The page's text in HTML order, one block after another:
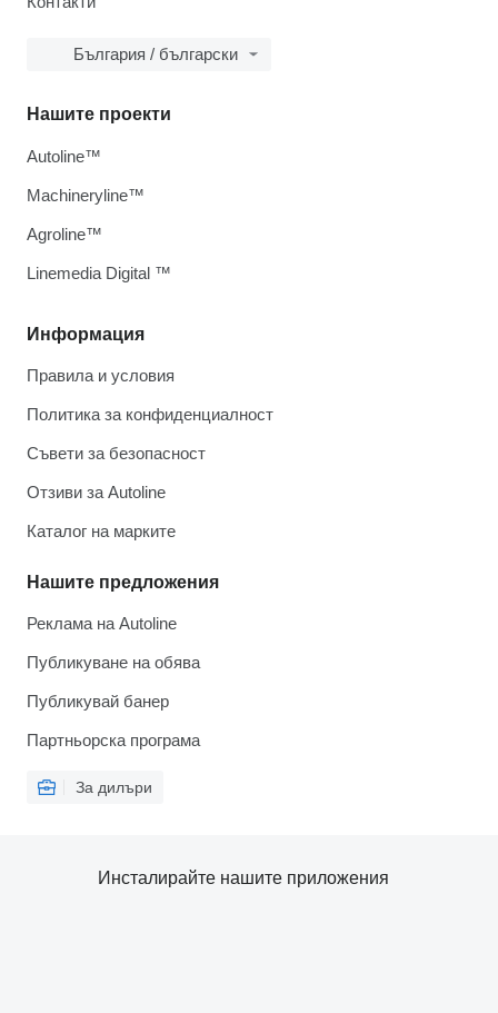
България / български
Информация
Правила и условия
Политика за конфиденциалност
Съвети за безопасност
Отзиви за Autoline
Каталог на марките
Нашите предложения
Реклама на Autoline
Публикуване на обява
Публикувай банер
Партньорска програма
За дилъри
Нашите проекти
Autoline™
Machineryline™
Agroline™
Linemedia Digital ™
Инсталирайте нашите приложения